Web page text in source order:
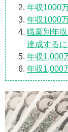
年収1000
年収1000
職業別年
達成するに
年収1,000
年収1,000